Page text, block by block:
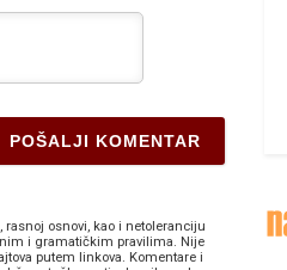
osnovi, kao i netoleranciju
i gramatičkim pravilima. Nije
putem linkova. Komentare i